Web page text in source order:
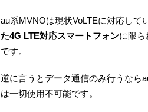
au系MVNOは現状VoLTEに対応して
た4G LTE対応スマートフォンに限
です。
逆に言うとデータ通信のみ行うなら
は一切使用不可能です。